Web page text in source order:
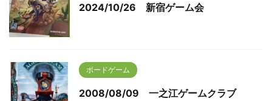
2024/10/26 新宿ゲーム会
ボードゲーム
2008/08/09 一之江ゲームクラブ